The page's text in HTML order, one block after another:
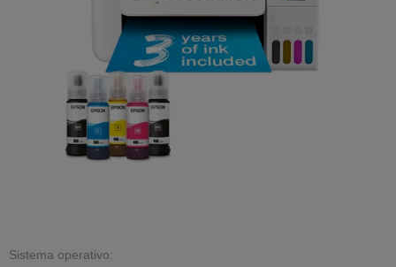
Sistema operativo: